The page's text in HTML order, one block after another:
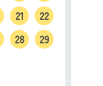
21
22
28
29